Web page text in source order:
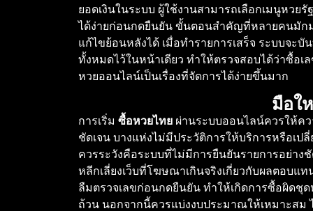
ยอดเงินในระบบ ผู้ใช้งานสามารถเลือกเมนูหวย
ได้ง่ายก่อนกดยืนยัน ขั้นตอนสำคัญที่หลายคนมักม
แก้ไขย้อนหลังได้ เมื่อทำรายการเสร็จ ระบบจะ
ทั้งหมดไว้ในหน้าเดียว ทำให้ตรวจสอบได้ว่าซื้อ
หวยออนไลน์เป็นเรื่องที่จัดการได้ง่ายขึ้นมาก
มือใ
การเริ่ม ซื้อหวยไทย ผ่านระบบออนไลน์ควรให้ค
ชัดเจน บางแห่งไม่มีประวัติการให้บริการหรือเป
ควรระวังคือระบบที่ไม่มีการยืนยันรายการอย่าง
หลีกเลี่ยงเว็บที่โฆษณาเกินจริงเกี่ยวกับผลตอบ
ลืมตรวจเลขก่อนกดยืนยัน ทำให้เกิดการซื้อผิดชุ
ถ้วน นอกจากนี้ควรแบ่งงบประมาณให้เหมาะสม